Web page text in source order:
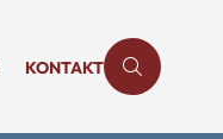
KONTAKT